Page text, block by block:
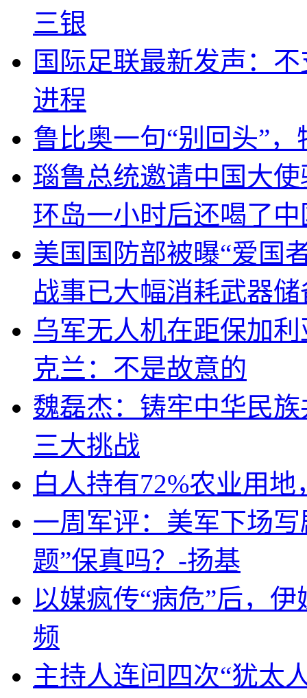
三银
国际足联最新发声：
进程
鲁比奥一句“别回头”
瑙鲁总统邀请中国大
环岛一小时后还喝了
美国国防部被曝“爱国
战事已大幅消耗武器储
乌军无人机在距保加
克兰：不是故意的
魏磊杰：铸牢中华民
三大挑战
白人持有72%农业用
一周军评：美军下场
题”保真吗？-扬基
以媒疯传“病危”后，
频
主持人连问四次“犹太